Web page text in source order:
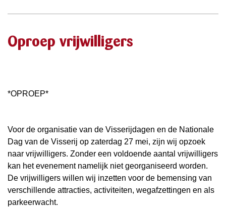
Oproep vrijwilligers
*OPROEP*
Voor de organisatie van de Visserijdagen en de Nationale
Dag van de Visserij op zaterdag 27 mei, zijn wij opzoek
naar vrijwilligers. Zonder een voldoende aantal vrijwilligers
kan het evenement namelijk niet georganiseerd worden.
De vrijwilligers willen wij inzetten voor de bemensing van
verschillende attracties, activiteiten, wegafzettingen en als
parkeerwacht.